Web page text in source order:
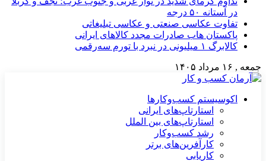
در آستانه ۵۰ درجه
تفاوت عکاسی صنعتی و عکاسی تبلیغاتی
پاکستان هاب صادرات مجدد کالاهای ایرانی
کالابرگ ۱ میلیونی در نبرد با تورم سه‌رقمی
جمعه , ۱۶ مرداد ۱۴۰۵
اکوسیستم کسب‌وکارها
استارتاپ‌های ایرانی
استارتاپ‌های بین الملل
رشد کسب‌وکار
کارآفرین‌های برتر
کاریابی